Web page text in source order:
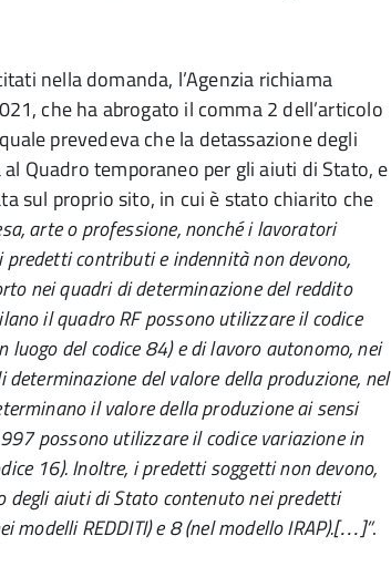
nella domanda, l’Agenzia richiama
che ha abrogato il comma 2 dell’articolo
prevedeva che la detassazione degli
Quadro temporaneo per gli aiuti di Stato, e
sul proprio sito, in cui è stato chiarito che
arte o professione, nonché i lavoratori
contributi e indennità non devono,
nei quadri di determinazione del reddito
il quadro RF possono utilizzare il codice
del codice 84) e di lavoro autonomo, nei
determinazione del valore della produzione, nel
il valore della produzione ai sensi
possono utilizzare il codice variazione in
16). Inoltre, i predetti soggetti non devono,
degli aiuti di Stato contenuto nei predetti
modelli REDDITI) e 8 (nel modello IRAP).[…]”.